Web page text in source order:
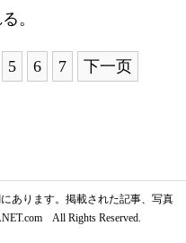
。
5 6 7 下一页
あります。掲載された記事、写真
All Rights Reserved.